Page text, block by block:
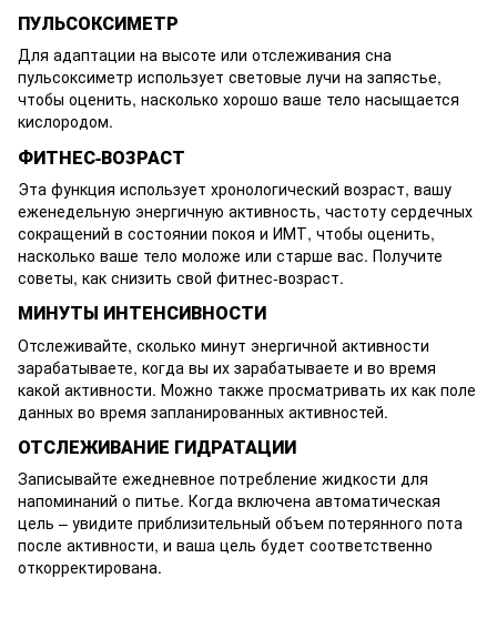
ПУЛЬСОКСИМЕТР
Для адаптации на высоте или отслеживания сна
пульсоксиметр использует световые лучи на запястье,
чтобы оценить, насколько хорошо ваше тело насыщается
кислородом.
ФИТНЕС-ВОЗРАСТ
Эта функция использует хронологический возраст, вашу
еженедельную энергичную активность, частоту сердечных
сокращений в состоянии покоя и ИМТ, чтобы оценить,
насколько ваше тело моложе или старше вас. Получите
советы, как снизить свой фитнес-возраст.
МИНУТЫ ИНТЕНСИВНОСТИ
Отслеживайте, сколько минут энергичной активности
зарабатываете, когда вы их зарабатываете и во время
какой активности. Можно также просматривать их как поле
данных во время запланированных активностей.
ОТСЛЕЖИВАНИЕ ГИДРАТАЦИИ
Записывайте ежедневное потребление жидкости для
напоминаний о питье. Когда включена автоматическая
цель – увидите приблизительный объем потерянного пота
после активности, и ваша цель будет соответственно
откорректирована.